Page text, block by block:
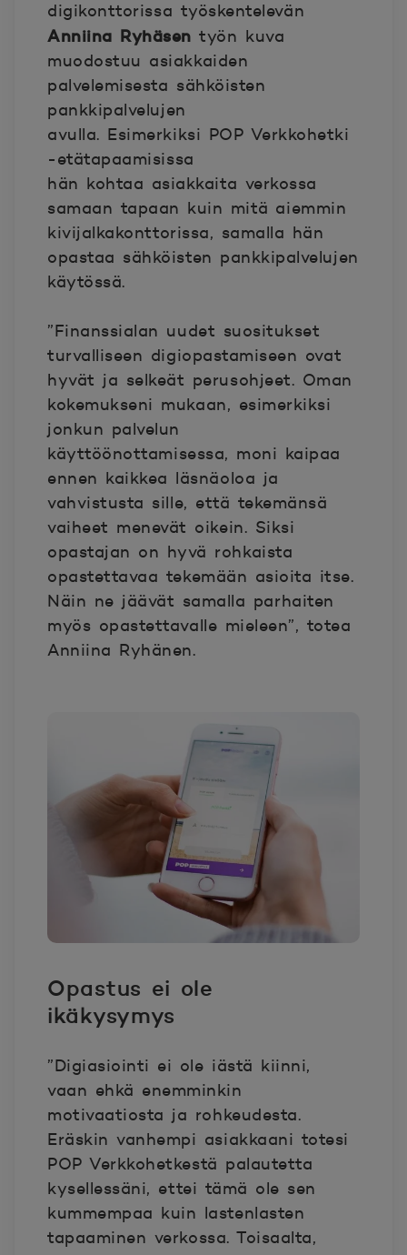
digikonttorissa työskentelevän
Anniina Ryhäsen työn kuva
muodostuu asiakkaiden
palvelemisesta sähköisten
pankkipalvelujen
avulla. Esimerkiksi POP Verkkohetki
-etätapaamisissa
hän kohtaa asiakkaita verkossa
samaan tapaan kuin mitä aiemmin
kivijalkakonttorissa, samalla hän
opastaa sähköisten pankkipalvelujen
käytössä.
”Finanssialan uudet suositukset
turvalliseen digiopastamiseen ovat
hyvät ja selkeät perusohjeet. Oman
kokemukseni mukaan, esimerkiksi
jonkun palvelun
käyttöönottamisessa, moni kaipaa
ennen kaikkea läsnäoloa ja
vahvistusta sille, että tekemänsä
vaiheet menevät oikein. Siksi
opastajan on hyvä rohkaista
opastettavaa tekemään asioita itse.
Näin ne jäävät samalla parhaiten
myös opastettavalle mieleen”, totea
Anniina Ryhänen.
Opastus ei ole
ikäkysymys
”Digiasiointi ei ole iästä kiinni,
vaan ehkä enemminkin
motivaatiosta ja rohkeudesta.
Eräskin vanhempi asiakkaani totesi
POP Verkkohetkestä palautetta
kysellessäni, ettei tämä ole sen
kummempaa kuin lastenlasten
tapaaminen verkossa. Toisaalta,